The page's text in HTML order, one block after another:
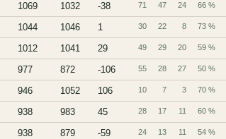
1069 1032 -38 71 47 24 66 %
1044 1046 1 30 22 8 73 %
1012 1041 29 49 29 20 59 %
977 872 -106 55 28 27 50 %
946 1052 106 10 7 3 70 %
938 983 45 28 17 11 60 %
938 879 -59 24 13 11 54 %